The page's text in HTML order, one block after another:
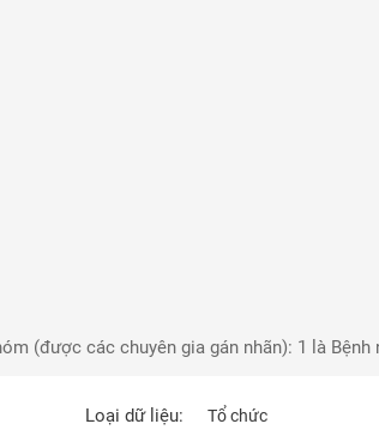
(được các chuyên gia gán nhãn): 1 là Bệnh
Loại dữ liệu: Tổ chức